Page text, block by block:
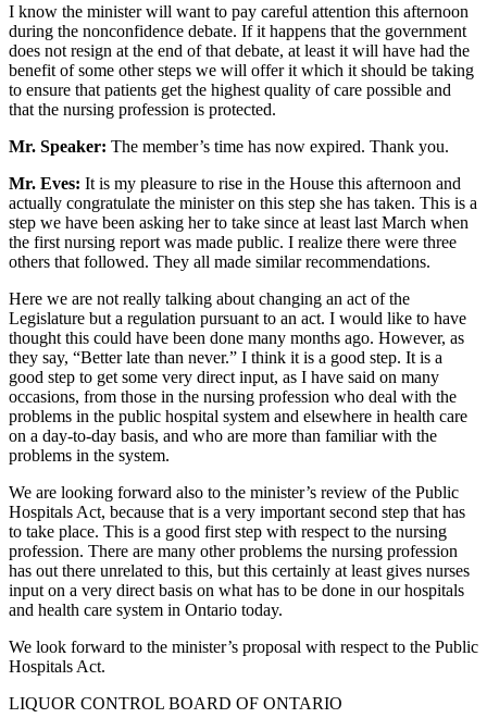
I know the minister will want to pay careful attention this afternoon
during the nonconfidence debate. If it happens that the government
does not resign at the end of that debate, at least it will have had the
benefit of some other steps we will offer it which it should be taking
to ensure that patients get the highest quality of care possible and
that the nursing profession is protected.
Mr. Speaker: The member’s time has now expired. Thank you.
Mr. Eves: It is my pleasure to rise in the House this afternoon and
actually congratulate the minister on this step she has taken. This is a
step we have been asking her to take since at least last March when
the first nursing report was made public. I realize there were three
others that followed. They all made similar recommendations.
Here we are not really talking about changing an act of the
Legislature but a regulation pursuant to an act. I would like to have
thought this could have been done many months ago. However, as
they say, “Better late than never.” I think it is a good step. It is a
good step to get some very direct input, as I have said on many
occasions, from those in the nursing profession who deal with the
problems in the public hospital system and elsewhere in health care
on a day-to-day basis, and who are more than familiar with the
problems in the system.
We are looking forward also to the minister’s review of the Public
Hospitals Act, because that is a very important second step that has
to take place. This is a good first step with respect to the nursing
profession. There are many other problems the nursing profession
has out there unrelated to this, but this certainly at least gives nurses
input on a very direct basis on what has to be done in our hospitals
and health care system in Ontario today.
We look forward to the minister’s proposal with respect to the Public
Hospitals Act.
LIQUOR CONTROL BOARD OF ONTARIO